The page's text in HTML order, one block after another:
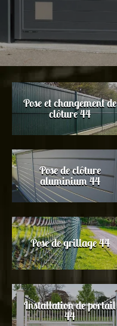
Pose et changement de
clôture 44
Pose de clôture
aluminium 44
Pose de grillage 44
Installation de portail
44